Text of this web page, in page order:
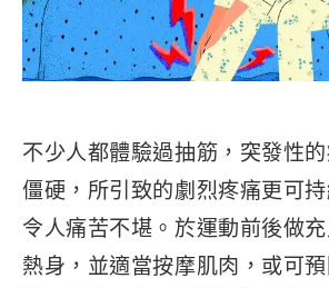
不少人都體驗過抽筋，突發性
僵硬，所引致的劇烈疼痛更可持
令人痛苦不堪。於運動前後做
熱身，並適當按摩肌肉，或可